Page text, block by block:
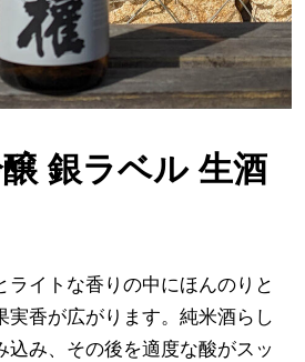
銀ラベル 生酒
ライトな香りの中にほんのりと
実香が広がります。純米酒らし
込み、その後を適度な酸がスッ